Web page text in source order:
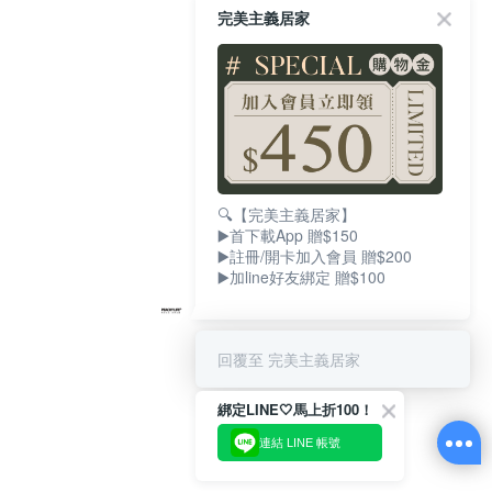
完美主義居家
🔍【完美主義居家】
▶️首下載App 贈$150
▶️註冊/開卡加入會員 贈$200
▶️加line好友綁定 贈$100
回覆至 完美主義居家
綁定LINE🤍馬上折100！
連結 LINE 帳號